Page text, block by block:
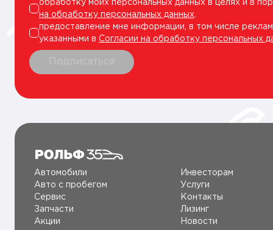
обработку моих персональных данных в целях и в
на обработку персональных данных
предоставление мне информации, в том числе
указанными в Согласии на обработку персональных
Подписаться
Автомобили
Авто c пробегом
Сервис
Запчасти
Акции
Инвесторам
Услуги
Контакты
Лизинг
Новости